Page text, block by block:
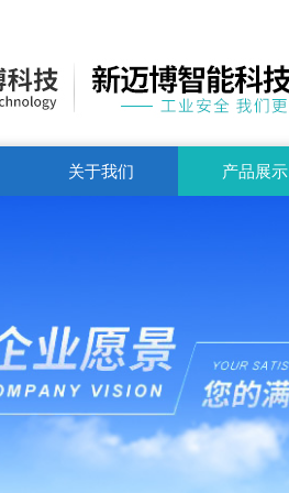
关于我们 产品展示